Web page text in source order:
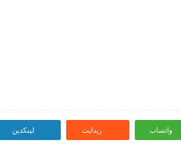
واتساب ريدايت لينكدين